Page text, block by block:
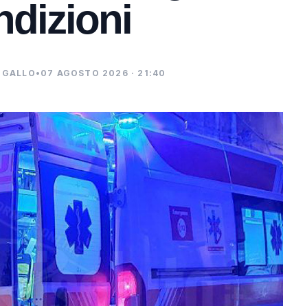
• 07 AGOSTO 2026 · 21:40